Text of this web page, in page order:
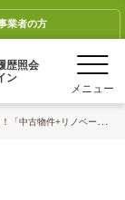
業者の方
歴照会
ン
ベーション」基礎勉強会in神戸三...